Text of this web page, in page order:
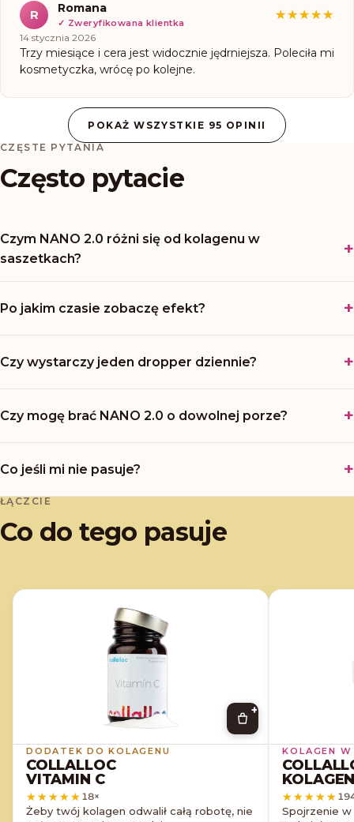
R Romana
✓ Zweryfikowana klientka
★★★★★
★★★★★
14 stycznia 2026
Trzy miesiące i cera jest widocznie jędrniejsza. Poleciła mi
kosmetyczka, wrócę po kolejne.
POKAŻ WSZYSTKIE 95 OPINII
CZĘSTE PYTANIA
Często pytacie
Czym NANO 2.0 różni się od kolagenu w
saszetkach?
Po jakim czasie zobaczę efekt?
Czy wystarczy jeden dropper dziennie?
Czy mogę brać NANO 2.0 o dowolnej porze?
Co jeśli mi nie pasuje?
ŁĄCZCIE
Co do tego pasuje
+
DODATEK DO KOLAGENU
COLLALLOC
VITAMIN C
★★★★★
★★★★★ 18×
Żeby twój kolagen odwalił całą robotę, nie
KOLAGEN
★★★★★
★★★★★
Spojrzenie